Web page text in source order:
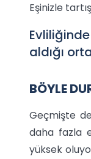
Eşinizle
aldığı
BÖYLE
Geçmişte
daha fazla
yüksek